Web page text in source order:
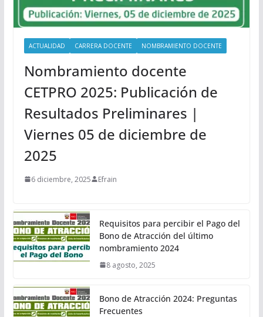
ACTUALIDAD CARRERA DOCENTE NOMBRAMIENTO DOCENTE
Nombramiento docente
CETPRO 2025: Publicación de
Resultados Preliminares |
Viernes 05 de diciembre de
2025
6 diciembre, 2025 Efrain
Requisitos para percibir el Pago del
Bono de Atracción del último
nombramiento 2024
8 agosto, 2025
Bono de Atracción 2024: Preguntas
Frecuentes